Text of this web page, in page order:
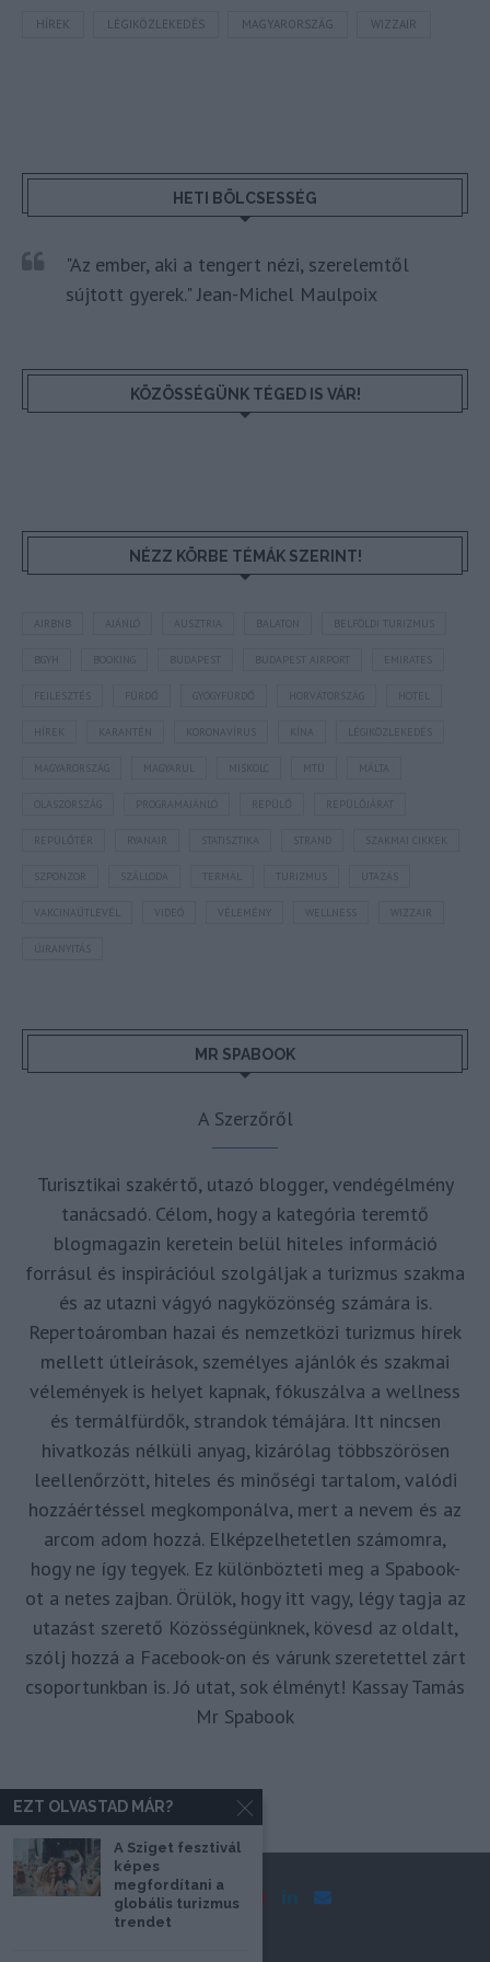
HÍREK LÉGIKÖZLEKEDÉS MAGYARORSZÁG WIZZAIR
HETI BÖLCSESSÉG
"Az ember, aki a tengert nézi, szerelemtől
sújtott gyerek." Jean-Michel Maulpoix
KÖZÖSSÉGÜNK TÉGED IS VÁR!
NÉZZ KÖRBE TÉMÁK SZERINT!
AUSZTRIA BALATON BELFÖLDI TURIZMUS
BUDAPEST BUDAPEST AIRPORT EMIRATES
FEJLESZTÉS HORVÁTORSZÁG HOTEL
KARANTÉN LÉGIKÖZLEKEDÉS
MAGYARORSZÁG MTÜ MÁLTA
OLASZORSZÁG REPÜLŐJÁRAT
REPÜLŐTÉR STATISZTIKA STRAND SZAKMAI CIKKEK
SZPONZOR SZÁLLODA TERMÁL TURIZMUS UTAZÁS
VAKCINAÚTLEVÉL WIZZAIR
ÚJRANYITÁS
MR SPABOOK
A Szerzőről
Turisztikai szakértő, utazó blogger, vendégélmény
tanácsadó. Célom, hogy a kategória teremtő
blogmagazin keretein belül hiteles információ
forrásul és inspirációul szolgáljak a turizmus szakma
és az utazni vágyó nagyközönség számára is.
Repertoáromban hazai és nemzetközi turizmus hírek
mellett útleírások, személyes ajánlók és szakmai
vélemények is helyet kapnak, fókuszálva a wellness
és termálfürdők, strandok témájára. Itt nincsen
hivatkozás nélküli anyag, kizárólag többszörösen
leellenőrzött, hiteles és minőségi tartalom, valódi
hozzáértéssel megkomponálva, mert a nevem és az
arcom adom hozzá. Elképzelhetetlen számomra,
hogy ne így tegyek. Ez különbözteti meg a Spabook-
ot a netes zajban. Örülök, hogy itt vagy, légy tagja az
utazást szerető Közösségünknek, kövesd az oldalt,
szólj hozzá a Facebook-on és várunk szeretettel zárt
csoportunkban is. Jó utat, sok élményt! Kassay Tamás
Mr Spabook
EZT OLVASTAD MÁR?
A Sziget fesztivál
képes
megfordítani a
globális turizmus
trendet